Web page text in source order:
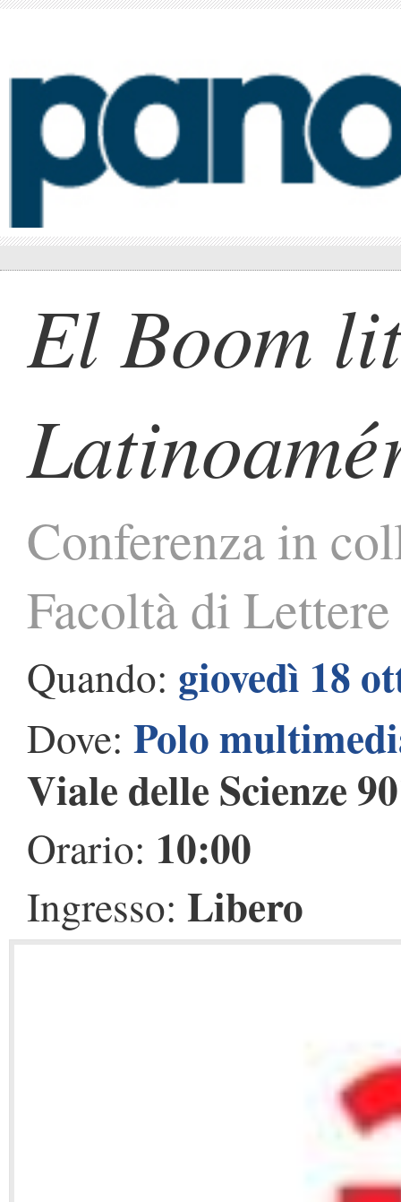
El Boom
Conferenza in
Facoltà di
Quando: giovedì 18
Dove: Polo
Viale delle Scienze
Orario: 10:00
Ingresso: Libero